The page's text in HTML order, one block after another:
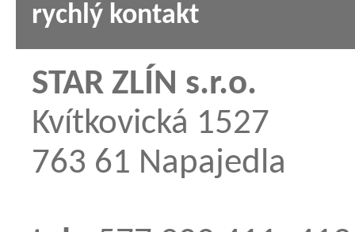
rychlý kontakt
STAR ZLÍN s.r.o.
Kvítkovická 1527
763 61 Napajedla